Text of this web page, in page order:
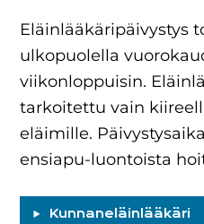
Eläinlääkäripäivystys
ulkopuolella
viikonloppuisin.
tarkoitettu vain
eläimille.
ensiapu-luontoista
Kunnaneläinlääkäri